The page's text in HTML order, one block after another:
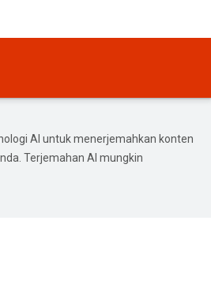
AI untuk menerjemahkan konten
Terjemahan AI mungkin